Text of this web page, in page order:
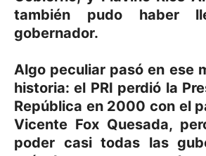
también pudo haber
gobernador.
Algo peculiar pasó en ese
historia: el PRI perdió la
República en 2000 con el
Vicente Fox Quesada,
poder casi todas las